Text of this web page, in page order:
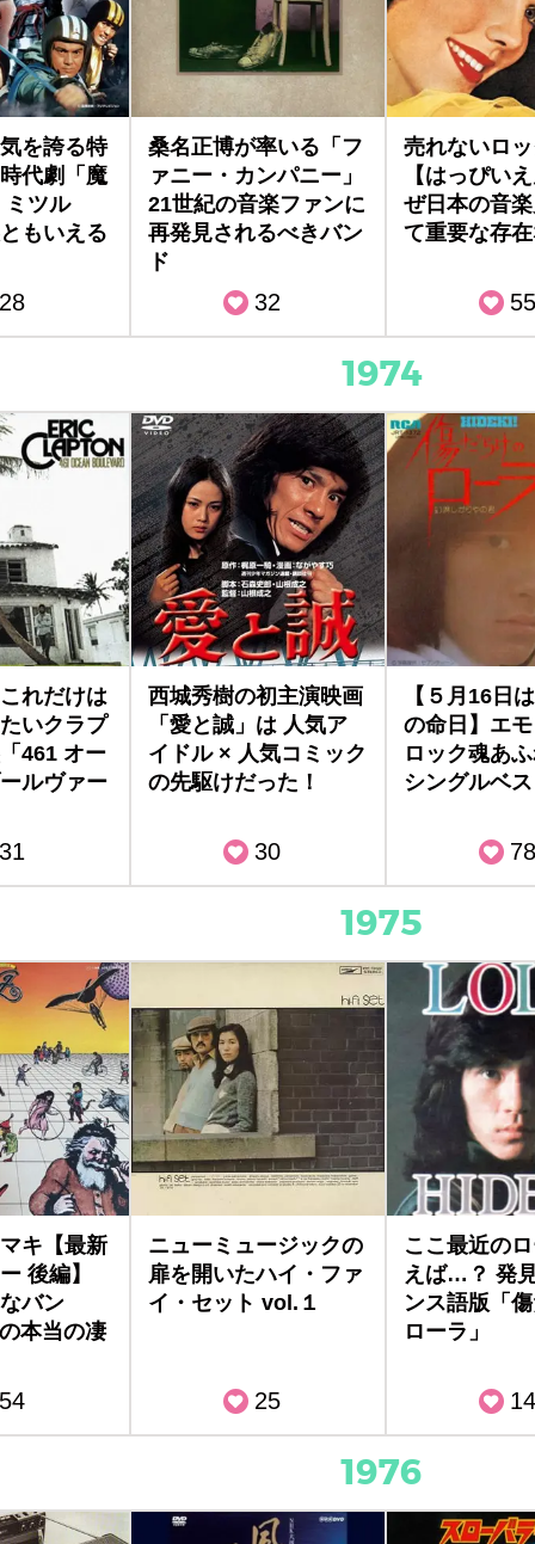
を誇る特
代劇「魔
ミツル
もいえる
28
桑名正博が率いる「フ
ァニー・カンパニー」
21世紀の音楽ファンに
再発見されるべきバン
ド
32
売れないロ
【はっぴい
ぜ日本の音
て重要な存
55
1974
れだけは
いクラプ
461 オー
ルヴァー
31
西城秀樹の初主演映画
「愛と誠」は 人気ア
イドル × 人気コミック
の先駆けだった！
30
【５月16日
の命日】エ
ロック魂あ
シングルベ
78
1975
キ【最新
後編】
バン
本当の凄
54
ニューミュージックの
扉を開いたハイ・ファ
イ・セット vol.１
25
ここ最近の
えば…？ 発
ンス語版「
ローラ」
14
1976